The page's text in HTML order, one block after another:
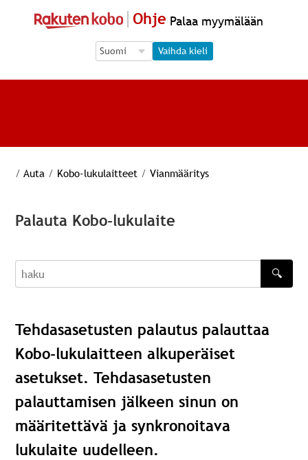
Ohje Palaa myymälään
Language Selection
Language Selection
Vaihda kieli
/ Auta / Kobo-lukulaitteet / Vianmääritys
Palauta Kobo-lukulaite
haku
🔍
Tehdasasetusten palautus palauttaa
Kobo-lukulaitteen alkuperäiset
asetukset. Tehdasasetusten
palauttamisen jälkeen sinun on
määritettävä ja synkronoitava
lukulaite uudelleen.